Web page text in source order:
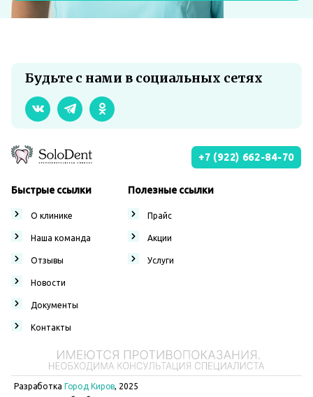
Будьте с нами в социальных сетях
+7 (922) 662-84-70
Быстрые ссылки
О клинике
Наша команда
Отзывы
Полезные ссылки
Прайс
Акции
Услуги
Новости
Документы
Контакты
Разработка Город Киров, 2025